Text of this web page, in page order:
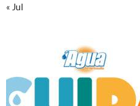
« Jul